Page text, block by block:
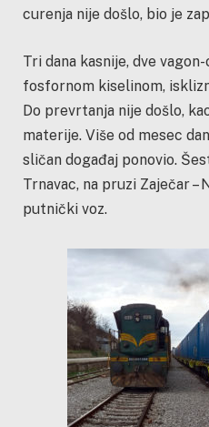
curenja nije došlo, bio je
Tri dana kasnije, dve
fosfornom kiselinom,
Do prevrtanja nije došlo,
materije. Više od mesec
sličan događaj ponovio.
Trnavac, na pruzi Zaječar –
putnički voz.